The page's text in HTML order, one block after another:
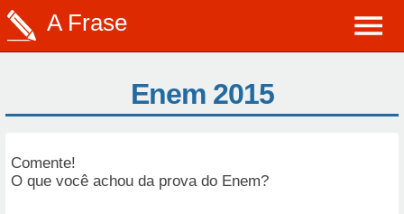
A Frase
Enem 2015
Comente!
O que você achou da prova do Enem?